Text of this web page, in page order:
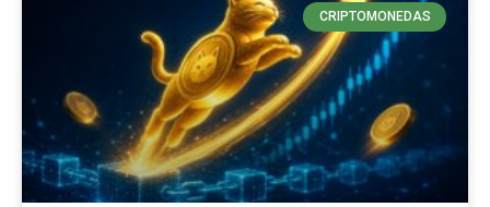
CRIPTOMONEDAS